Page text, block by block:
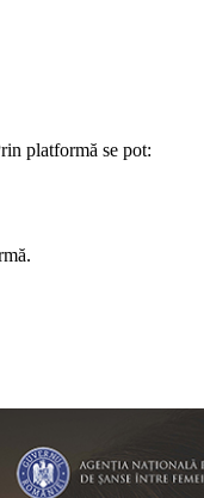
platformă se pot: